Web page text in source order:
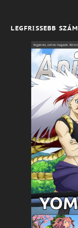
LEGFRISSEBB SZÁM